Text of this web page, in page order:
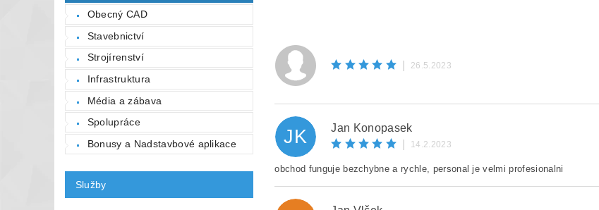
Obecný CAD
Stavebnictví
Strojírenství
Infrastruktura
Média a zábava
Spolupráce
Bonusy a Nadstavbové aplikace
Služby
Vložením zprávy souhlasíte s podmínkami ochrany osobních údajů
BEZPEČNOSTNÍ KONTROLA
26.5.2023
JK
Jan Konopasek
14.2.2023
obchod funguje bezchybne a rychle, personal je velmi profesionalni